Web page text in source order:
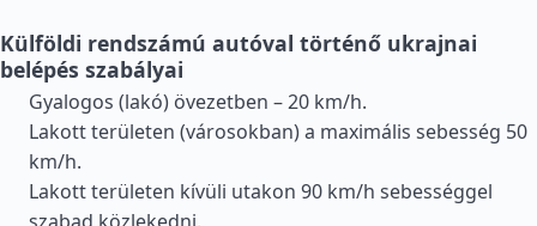
Külföldi rendszámú autóval történő ukrajnai
belépés szabályai
Gyalogos (lakó) övezetben – 20 km/h.
Lakott területen (városokban) a maximális sebesség 50
km/h.
Lakott területen kívüli utakon 90 km/h sebességgel